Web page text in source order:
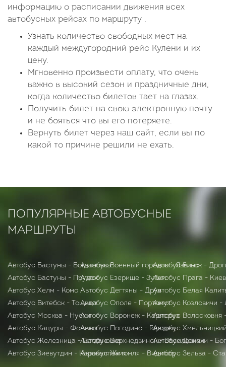
информацию о расписании движения всех
автобусных рейсах по маршруту .
Узнать количество свободных мест на
каждый междугородний рейс Кулени и их
цену.
Мгновенно произвести оплату, что очень
важно в высокий сезон и праздничные дни,
когда количество билетов тает на глазах.
Получить билет на свою электронную почту
и не бояться что вы его потеряете.
Вернуть билет через наш сайт, если вы по
какой то причине решили не ехать.
ПОПУЛЯРНЫЕ АВТОБУСНЫЕ
МАРШРУТЫ
Автобус Бастуны - Богдановка
Автобус Бастуны - Прудок
Автобус Хелм - Комо
Автобус Витебск - Тощица
Автобус Москва - Нусхи
Автобус Кацуры - Фомино
Автобус Железница - Богдановка
Автобус Зиевутдин - Каракалпакия
Автобус Военный городок - Язвино
Автобус Езерище - Зубки
Автобус Дегтяны - Друя
Автобус Ополе - Портсмут
Автобус Воронеж - Карлсруэ
Автобус Погодино - Городец
Автобус Верхнедвинск - Василевичи
Автобус Житомля - Видибор
Автобус Ельск -
Автобус Прага - Киев
Автобус Белая
Автобус Козловичи
Автобус Волосковня
Автобус
Автобус Демехи -
Автобус Зельва -